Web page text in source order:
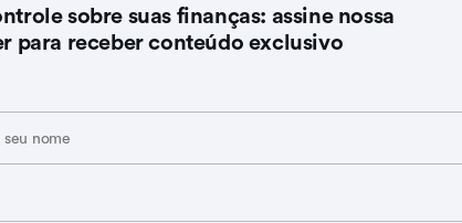
de carro
feita pelo banco que vai conceder o crédito
é iniciada na própria loja parceira onde você
sobre suas finanças: assine nossa
para receber conteúdo exclusivo